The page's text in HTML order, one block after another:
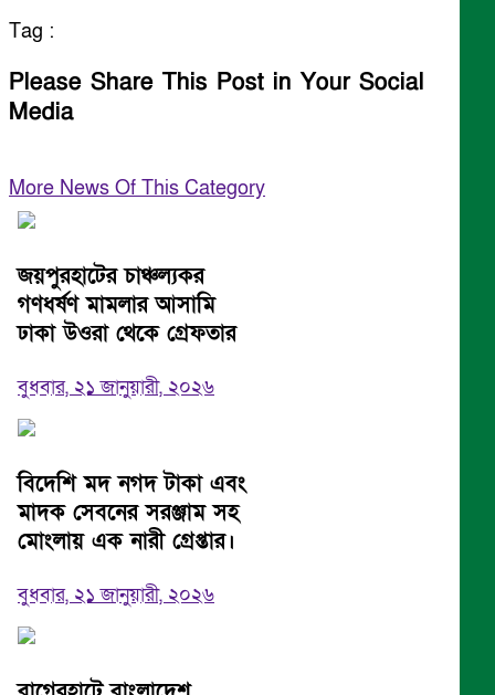
Tag :
Please Share This Post in Your Social
Media
More News Of This Category
জয়পুরহাটের চাঞ্চল্যকর
গণধর্ষণ মামলার আসামি
ঢাকা উওরা থেকে গ্রেফতার
বুধবার, ২১ জানুয়ারী, ২০২৬
বিদেশি মদ নগদ টাকা এবং
মাদক সেবনের সরঞ্জাম সহ
মোংলায় এক নারী গ্রেপ্তার।
বুধবার, ২১ জানুয়ারী, ২০২৬